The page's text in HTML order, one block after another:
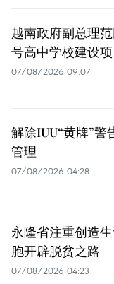
越南政府副总理
号高中学校建设
07/08/2026 09:07
解除IUU“黄牌”警
管理
07/08/2026 04:28
永隆省注重创造
胞开辟脱贫之路
07/08/2026 04:23